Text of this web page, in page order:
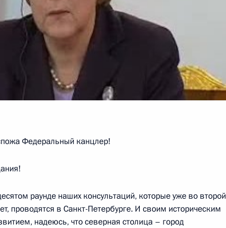
директоров ТНК – Би-Пи,
комитета группы компаний
Кремль
государственной комиссии
Кремль
Федеральный канцлер!
раунде наших консультаций, которые уже во второй
проводятся в Санкт-Петербурге. И своим историческим
надеюсь, что северная столица – город